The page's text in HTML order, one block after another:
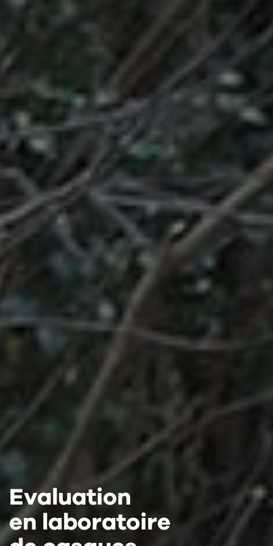
Evaluation
en laboratoire
Evaluation
en laboratoire
Evaluation
en laboratoire